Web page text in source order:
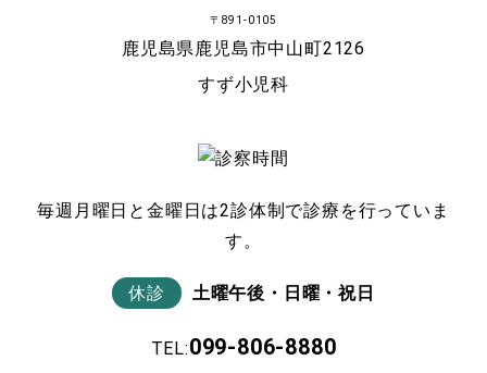
〒891-0105
鹿児島県鹿児島市中山町2126
すず小児科
毎週月曜日と金曜日は2診体制で診療を行っていま
す。
休診 土曜午後・日曜・祝日
TEL:099-806-8880